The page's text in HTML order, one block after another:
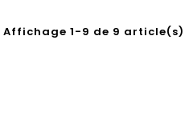
Affichage 1-9 de 9 article(s)